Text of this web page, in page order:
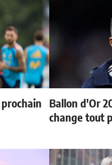
Ballon d'Or
change tout